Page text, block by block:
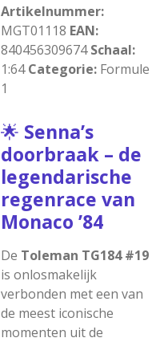
Artikelnummer:
MGT01118 EAN:
840456309674Schaal:
1:64Categorie: Formule
1
🌟 Senna’s
doorbraak – de
legendarische
regenrace van
Monaco ’84
De Toleman TG184 #19
is onlosmakelijk
verbonden met een van
de meest iconische
momenten uit de